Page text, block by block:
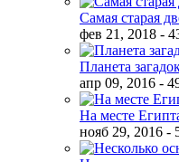
Самая старая
фев 21, 2018 -
Планета
апр 09, 2016 -
На месте
нояб 29, 2016 -